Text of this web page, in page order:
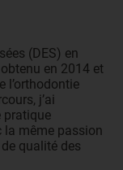
(DES) en
en 2014 et
l’orthodontie
j’ai
pratique
la même passion
qualité des